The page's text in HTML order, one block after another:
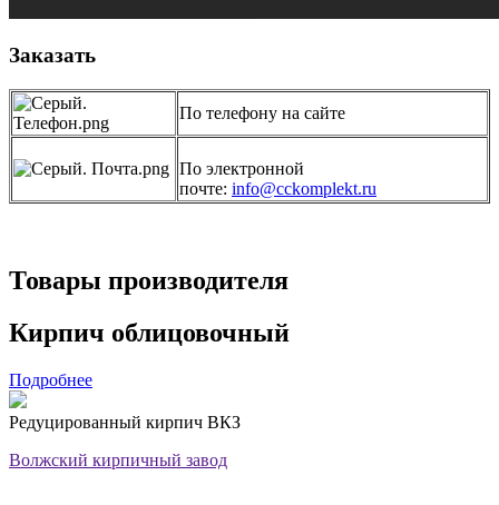
Заказать
По телефону на сайте
По электронной
почте: info@cckomplekt.ru
Товары производителя
Кирпич облицовочный
Подробнее
Редуцированный кирпич ВКЗ
Волжский кирпичный завод